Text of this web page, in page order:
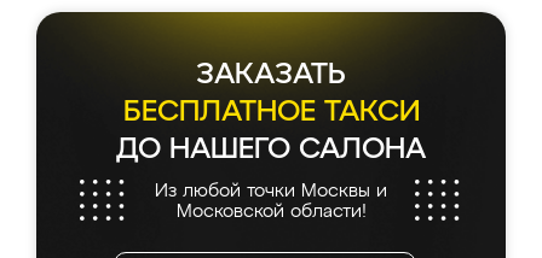
ЗАКАЗАТЬ
БЕСПЛАТНОЕ ТАКСИ
ДО НАШЕГО САЛОНА
Из любой точки Москвы и
Московской области!